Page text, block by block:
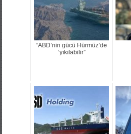
“ABD’nin gücü Hürmüz’de
‘yıkılabilir”